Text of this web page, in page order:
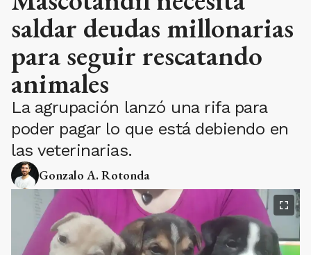
saldar deudas millonarias
para seguir rescatando
animales
La agrupación lanzó una rifa para
poder pagar lo que está debiendo en
las veterinarias.
Gonzalo A. Rotonda